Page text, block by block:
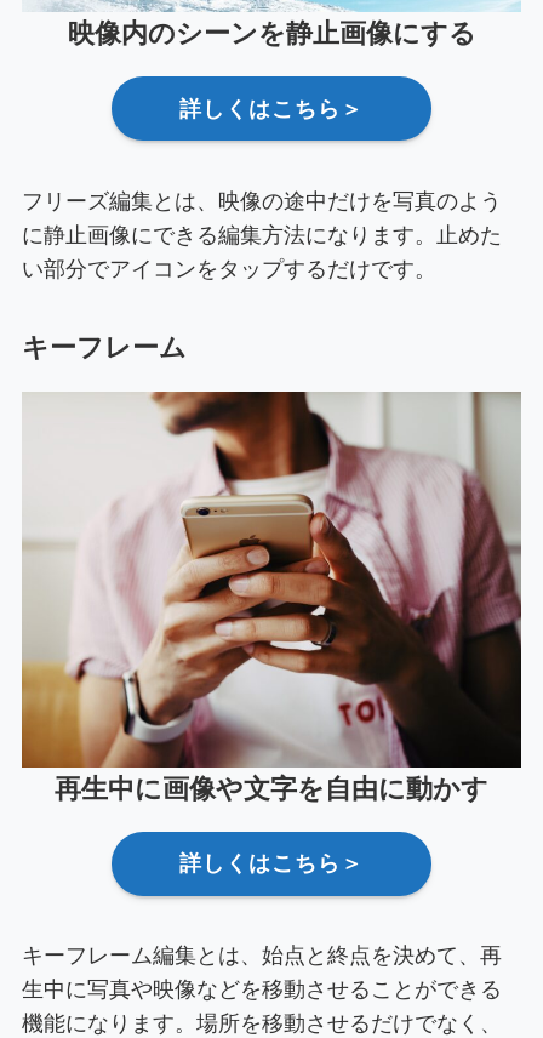
映像内のシーンを静止画像にする
詳しくはこちら＞
フリーズ編集とは、映像の途中だけを写真のよう
に静止画像にできる編集方法になります。止めた
い部分でアイコンをタップするだけです。
キーフレーム
再生中に画像や文字を自由に動かす
詳しくはこちら＞
キーフレーム編集とは、始点と終点を決めて、再
生中に写真や映像などを移動させることができる
機能になります。場所を移動させるだけでなく、